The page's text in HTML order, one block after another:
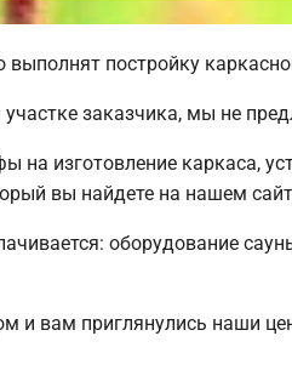
постройку
заказчика, мы не
на изготовление каркаса,
вы найдете на нашем
оборудование
и вам приглянулись наши